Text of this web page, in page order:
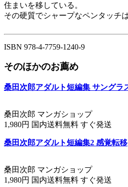
住まいを移している。
その硬質でシャープなペンタッチ
ISBN 978-4-7759-1240-9
そのほかのお薦め
桑田次郎アダルト短編集 サングラ
桑田次郎 マンガショップ
1,980円 国内送料無料 すぐ発送
桑田次郎アダルト短編集2 感覚転移
桑田次郎 マンガショップ
1,980円 国内送料無料 すぐ発送